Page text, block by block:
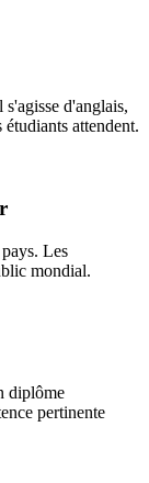
d'anglais,
attendent.
Les
mondial.
diplôme
pertinente